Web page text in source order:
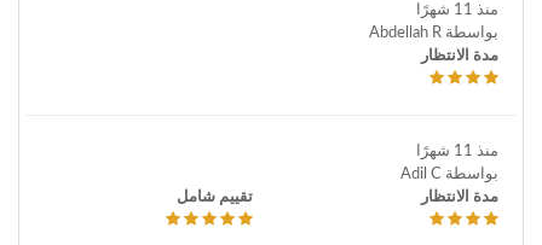
منذ 11 شهرًا
بواسطة Abdellah R
مدة الانتظار
منذ 11 شهرًا
بواسطة Adil C
مدة الانتظار
تقييم شامل